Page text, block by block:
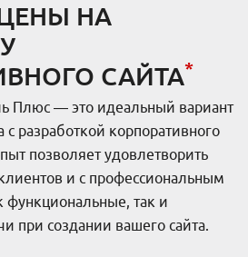
НА
САЙТА*
Плюс — это идеальный вариант
разработкой корпоративного
позволяет удовлетворить
и с профессиональным
функциональные, так и
при создании вашего сайта.